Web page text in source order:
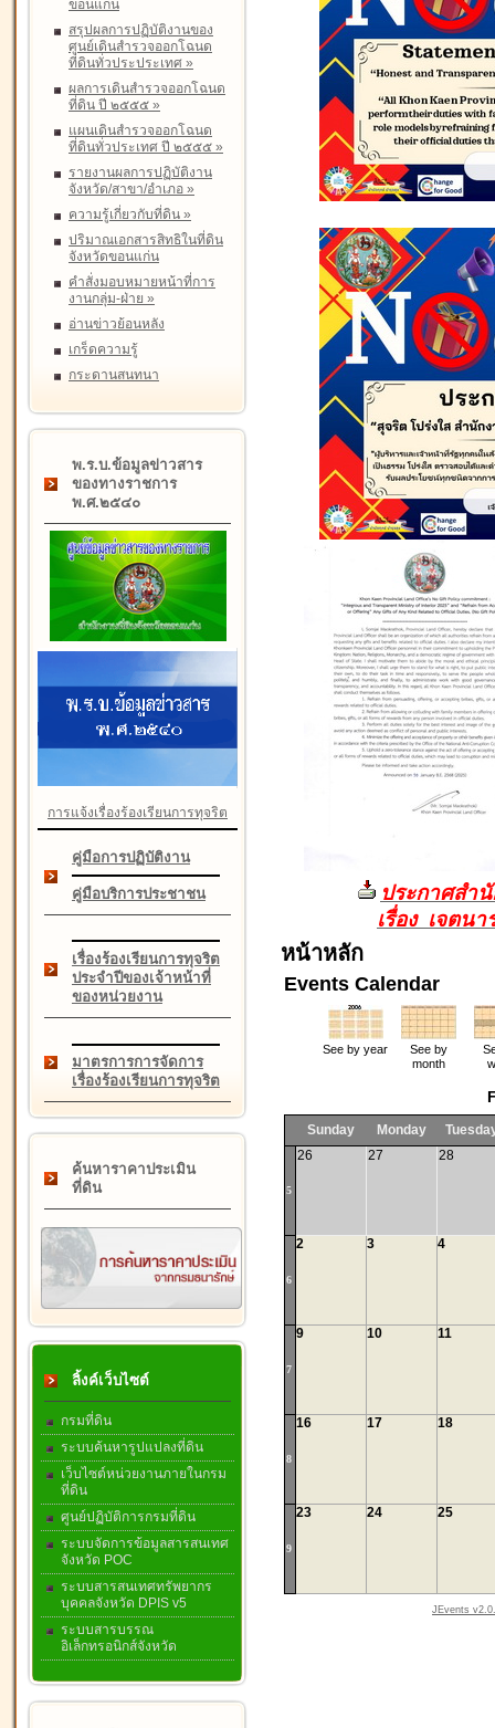
ขอนแก่น
สรุปผลการปฏิบัติงานของ
ศูนย์เดินสำรวจออกโฉนด
ที่ดินทั่วประประเทศ »
ผลการเดินสำรวจออกโฉนด
ที่ดิน ปี ๒๕๕๕ »
แผนเดินสำรวจออกโฉนด
ที่ดินทั่วประเทศ ปี ๒๕๕๕ »
รายงานผลการปฏิบัติงาน
จังหวัด/สาขา/อำเภอ »
ความรู้เกี่ยวกับที่ดิน »
ปริมาณเอกสารสิทธิในที่ดิน
จังหวัดขอนแก่น
คำสั่งมอบหมายหน้าที่การ
งานกลุ่ม-ฝ่าย »
อ่านข่าวย้อนหลัง
เกร็ดความรู้
กระดานสนทนา
พ.ร.บ.ข้อมูลข่าวสาร
ของทางราชการ
พ.ศ.๒๕๔๐
การแจ้งเรื่องร้องเรียนการทุจริต
คู่มือการปฏิบัติงาน
คู่มือบริการประชาชน
เรื่องร้องเรียนการทุจริต
ประจำปีของเจ้าหน้าที่
ของหน่วยงาน
มาตรการการจัดการ
เรื่องร้องเรียนการทุจริต
ค้นหาราคาประเมิน
ที่ดิน
ลิ้งค์เว็บไซต์
กรมที่ดิน
ระบบค้นหารูปแปลงที่ดิน
เว็บไซต์หน่วยงานภายในกรม
ที่ดิน
ศูนย์ปฏิบัติการกรมที่ดิน
ระบบจัดการข้อมูลสารสนเทศ
จังหวัด POC
ระบบสารสนเทศทรัพยากร
บุคคลจังหวัด DPIS v5
ระบบสารบรรณ
อิเล็กทรอนิกส์จังหวัด
ประกาศสำ
เรื่อง เจตน
หน้าหลัก
Events Calendar
See by year
See by
month
Sunday Monday
5
26 27 28
6
2 3 4
7
9 10 11
8
16 17 18
9
23 24 25
JEvents